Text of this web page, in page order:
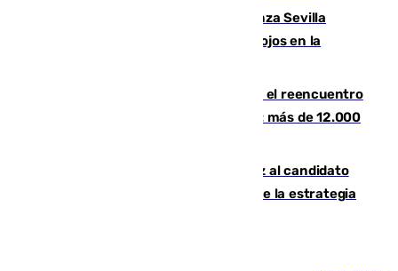
El humo del incendio de Niebla alcanza Sevilla
mientras el fuego obliga a nuevos desalojos en la
La Rosaleda, aún lejos del lleno para el reencuentro
con el Málaga en el Trofeo Costa del Sol: más de 12.000
¿Por qué el PSOE ve en Mariano Ruiz al candidato
idóneo a la Alcaldía de Málaga? Claves de la estrategia